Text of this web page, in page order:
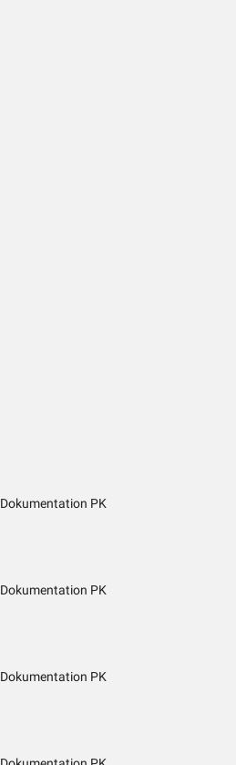
Dokumentation PK
Dokumentation PK
Dokumentation PK